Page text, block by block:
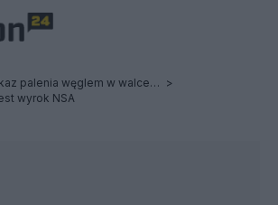
NSA podtrzymuje zakaz palenia węglem w walce ze smogiem. Skargi z Krakowa oddalone
wyrok NSA